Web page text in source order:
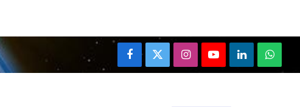
Facebook
X
(Twitter)
InstagramYouTubeLinkedIn